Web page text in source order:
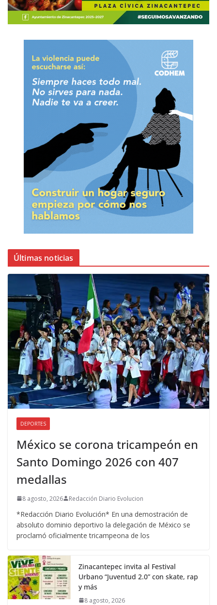
Últimas noticias
DEPORTES
México se corona tricampeón en
Santo Domingo 2026 con 407
medallas
8 agosto, 2026 Redacción Diario Evolucion
*Redacción Diario Evolución* En una demostración de
absoluto dominio deportivo la delegación de México se
proclamó oficialmente tricampeona de los
Zinacantepec invita al Festival
Urbano “Juventud 2.0” con skate, rap
y más
8 agosto, 2026